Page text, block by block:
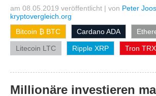
am 08.05.2019 veröffentlicht | von Peter
kryptovergleich.org
Bitcoin ₿ BTC
Cardano ADA
Litecoin LTC Ripple XRP Tron TRX
Millionäre investieren